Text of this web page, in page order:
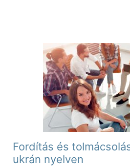
Fordítás és
ukrán nyelven